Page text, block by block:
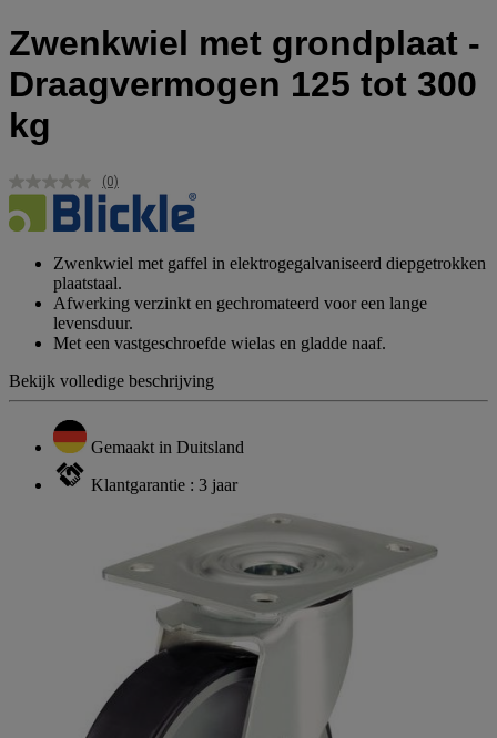
Zwenkwiel met grondplaat -
Draagvermogen 125 tot 300
kg
Geen
scorewaarde.
Dezelfde
(0)
Zwenkwiel met gaffel in elektrogegalvaniseerd diepgetrokken
plaatstaal.
Afwerking verzinkt en gechromateerd voor een lange
levensduur.
Met een vastgeschroefde wielas en gladde naaf.
Bekijk volledige beschrijving
Gemaakt in Duitsland
Klantgarantie : 3 jaar